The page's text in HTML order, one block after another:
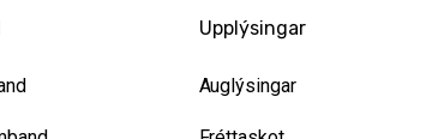
Upplýsingar
Auglýsingar